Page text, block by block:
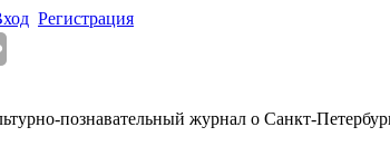
Регистрация
познавательный журнал о Санкт-